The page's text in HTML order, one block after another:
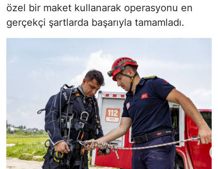
özel bir maket kullanarak operasyonu en
gerçekçi şartlarda başarıyla tamamladı.